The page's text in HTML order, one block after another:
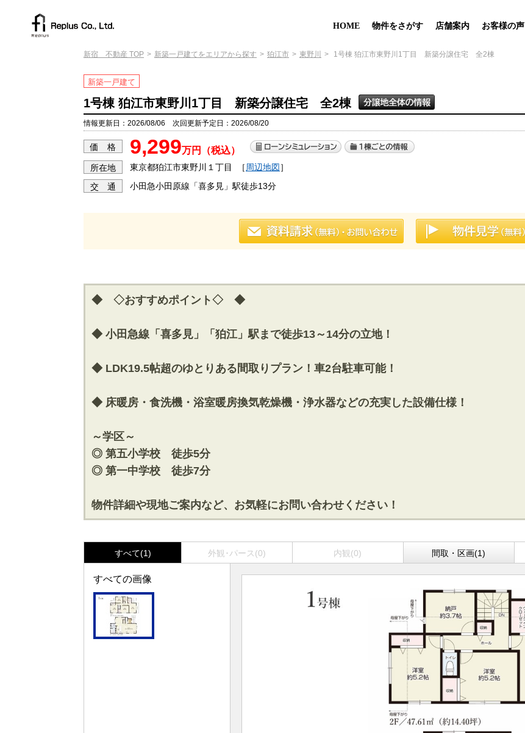
HOME 物件をさがす 店舗案内 お客様の声
新宿 不動産 TOP 新築一戸建てをエリアから探す 狛江市 東野川 1号棟 狛江市東野川1丁目 新築分譲住宅 全2棟
新築一戸建て
1号棟 狛江市東野川1丁目 新築分譲住宅 全2棟
情報更新日：2026/08/06 次回更新予定日：2026/08/20
価 格 9,299万円（税込）
所在地 東京都狛江市東野川１丁目 ［ 周辺地図］
交 通 小田急小田原線「喜多見」駅徒歩13分
◆ ◇おすすめポイント◇ ◆
◆ 小田急線「喜多見」「狛江」駅まで徒歩13～14分の立地！
◆ LDK19.5帖超のゆとりある間取りプラン！車2台駐車可能！
◆ 床暖房・食洗機・浴室暖房換気乾燥機・浄水器などの充実した設備仕様！
～学区～
◎ 第五小学校 徒歩5分
◎ 第一中学校 徒歩7分
物件詳細や現地ご案内など、お気軽にお問い合わせください！
すべて(1) 外観･パース(0) 内観(0) 間取・区画(1)
すべての画像